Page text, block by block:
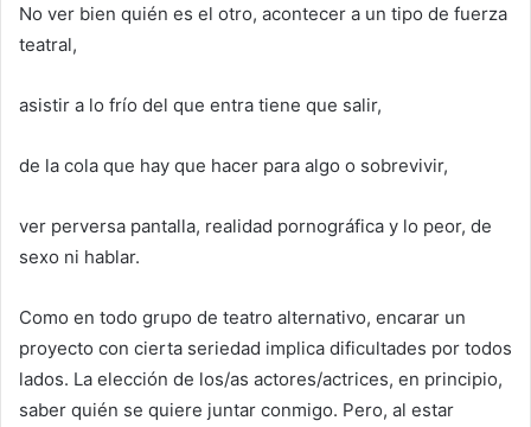
No ver bien quién es el otro, acontecer a un tipo de fuerza
teatral,
asistir a lo frío del que entra tiene que salir,
de la cola que hay que hacer para algo o sobrevivir,
ver perversa pantalla, realidad pornográfica y lo peor, de
sexo ni hablar.
Como en todo grupo de teatro alternativo, encarar un
proyecto con cierta seriedad implica dificultades por todos
lados. La elección de los/as actores/actrices, en principio,
saber quién se quiere juntar conmigo. Pero, al estar